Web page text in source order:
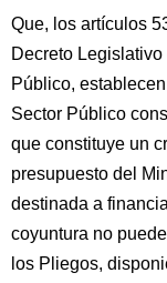
Que, los artículos
Decreto
Público,
Sector Público
que constituye un
presupuesto del
destinada a
coyuntura no
los Pliegos,